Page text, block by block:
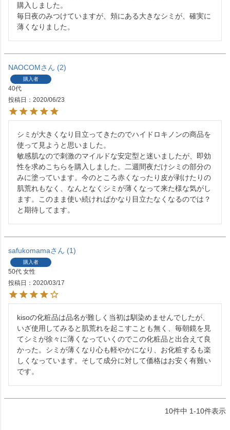
購入しました。
毎日夜のみつけていますが、頬にある大きなシミが、確実に
NAOCOM 2
購入者
40代
投稿日
2020/06/23
シミが大きくなり目立ってきたのでハイドロキノンの商品を
使って見ようと思いました。
敏感肌なので刺激のマイルドな安定型と迷いましたが、即効
性を求めこちらを購入しました。二週間夜だけシミの部分の
みに塗っています。今のところ赤くなったり皮が剥けたりの
肌荒れもなく、なんとなくシミが薄くなって来た様な気がし
ます。このまま使い続ければかなり目立たなくなるのでは？
と期待してます。
safukomama 1
購入者
50代 女性
投稿日
2020/03/17
kisoの化粧品は品名が難しく当初は馴染めませんでしたが、
いざ使用してみると肌荒れを起こすことも無く、毎朝鏡を見
てシミが徐々に薄くなっていくのでこの化粧品と出合えて良
かった。シミが薄くなり心も軽やかになり、お化粧するも楽
しくなっています。そして成分に対して価格はお安く有難い
です。
10件中 1-10件表示